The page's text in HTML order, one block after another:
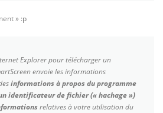
» :p
Explorer pour télécharger un
envoie les informations
informations à propos du programme
identificateur de fichier (« hachage »)
relatives à votre utilisation du